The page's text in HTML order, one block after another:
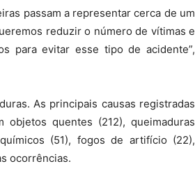
passam a representar cerca de um
reduzir o número de vítimas e
para evitar esse tipo de acidente”,
As principais causas registradas
objetos quentes (212), queimaduras
(51), fogos de artifício (22),
ocorrências.